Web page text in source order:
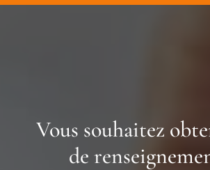
Vous souhaitez
de